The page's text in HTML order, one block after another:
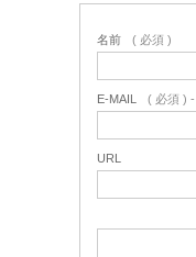
名前 ( 必須 )
E-MAIL ( 必須 )
URL